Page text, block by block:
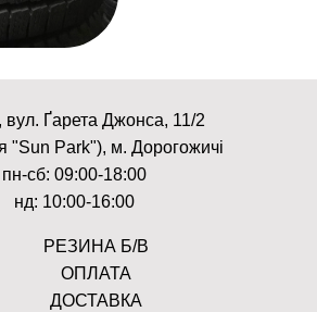
вул. Ґарета Джонса, 11/2
"Sun Park"), м. Дорогожичі
пн-сб: 09:00-18:00
нд: 10:00-16:00
РЕЗИНА Б/В
ОПЛАТА
ДОСТАВКА